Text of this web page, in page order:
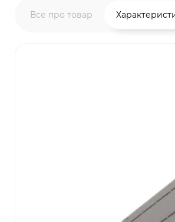
Все про товар